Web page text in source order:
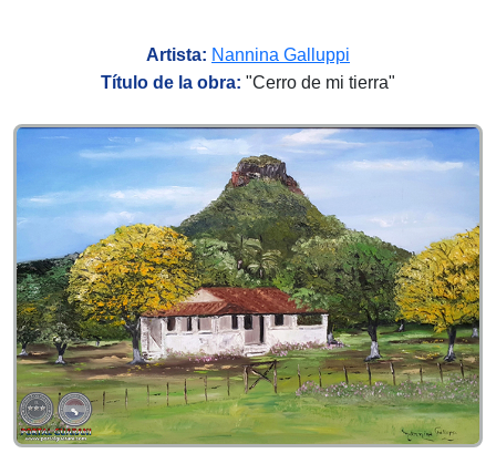
Artista: Nannina Galluppi
Título de la obra: "Cerro de mi tierra"